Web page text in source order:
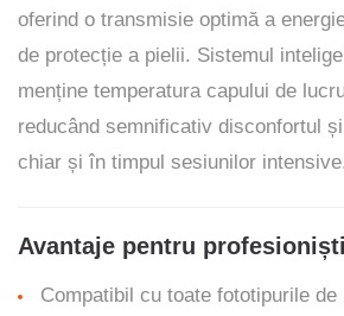
oferind o transmisie optimă a
de protecție a pielii. Sistemul
menține temperatura capului de
reducând semnificativ disconfortul
chiar și în timpul sesiunilor intensive.
Avantaje pentru profesioniști
Compatibil cu toate fototipurile de